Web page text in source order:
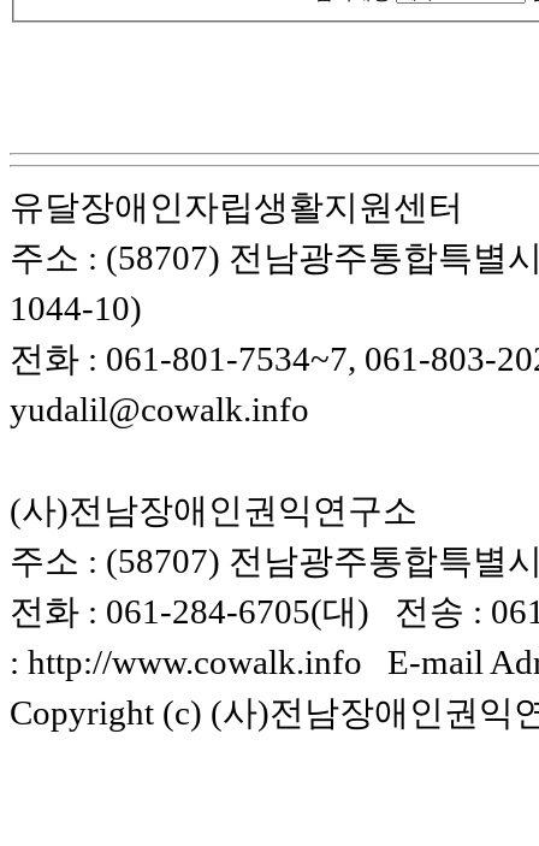
유달장애인자립생활지원센터
주소 : (58707) 전남광주통합특별
1044-10)
전화 : 061-801-7534~7, 061-803-
yudalil@cowalk.info
(사)전남장애인권익연구소
주소 : (58707) 전남광주통합특별
전화 : 061-284-6705(대) 전송 :
: http://www.cowalk.info E-mail
Copyright (c) (사)전남장애인권익